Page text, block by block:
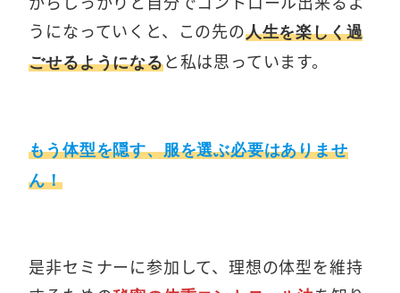
うになっていくと、この先の人生を楽しく過
ごせるようになると私は思っています。
もう体型を隠す、服を選ぶ必要はありませ
ん！
是非セミナーに参加して、理想の体型を維持